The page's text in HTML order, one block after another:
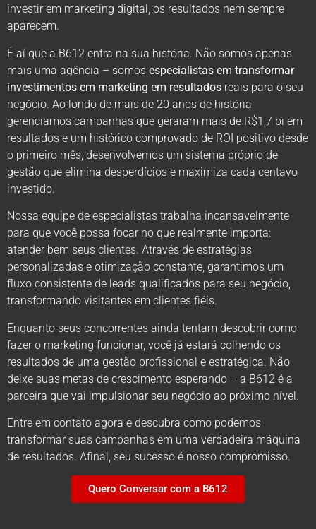
investir em marketing digital, os resultados nem sempre
aparecem.
É aí que a B612 entra na sua história. Não somos apenas
mais uma agência – somos especialistas em transformar
investimentos em marketing em resultados reais para o seu
negócio. Ao londo de mais de 20 anos de história
gerenciamos campanhas que geraram mais de R$1,7 bi em
resultados e um histórico comprovado de ROI positivo desde
o primeiro mês, desenvolvemos um sistema próprio de
gestão que elimina desperdícios e maximiza cada centavo
investido.
Nossa equipe de especialistas trabalha incansavelmente
para que você possa focar no que realmente importa:
atender bem seus clientes. Através de estratégias
personalizadas e otimização constante, garantimos um
fluxo consistente de leads qualificados para seu negócio,
transformando visitantes em clientes fiéis.
Enquanto seus concorrentes ainda tentam descobrir como
fazer o marketing funcionar, você já estará colhendo os
resultados de uma gestão profissional e estratégica. Não
deixe suas metas de crescimento esperando – a B612 é a
parceira que vai impulsionar seu negócio ao próximo nível.
Entre em contato agora e descubra como podemos
transformar suas campanhas em uma verdadeira máquina
de resultados. Afinal, seu sucesso é nosso compromisso.
Quero Conversar com a B612